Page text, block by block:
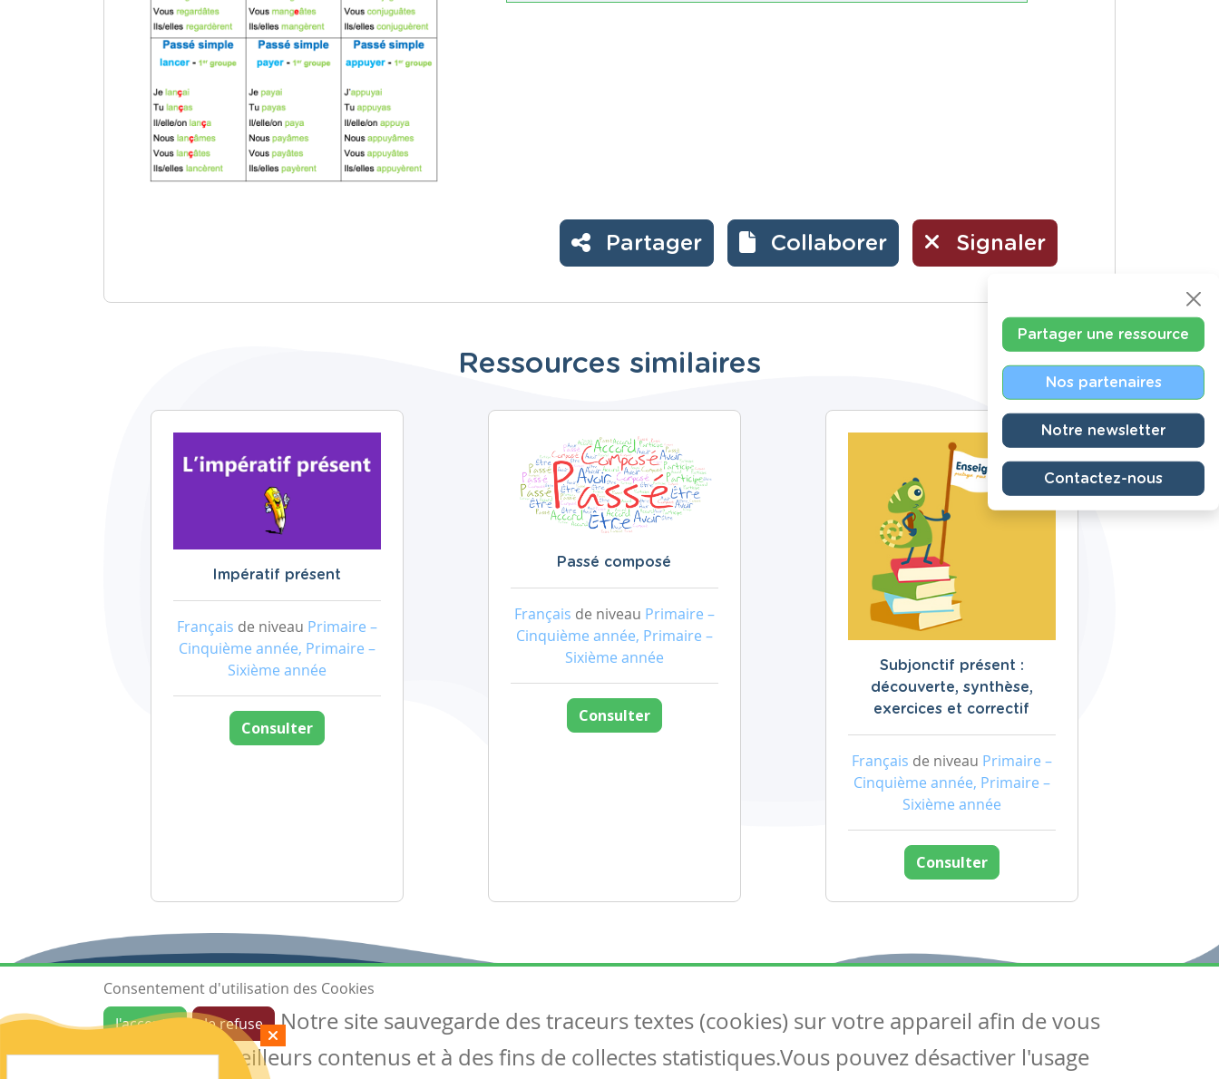
Partager Collaborer Signaler
Ressources similaires
Impératif présent
Français de niveau Primaire –
Cinquième année, Primaire –
Sixième année
Consulter
Passé composé
Français de niveau Primaire –
Cinquième année, Primaire –
Sixième année
Consulter
Subjonctif présent :
découverte, synthèse,
exercices et correctif
Français de niveau Primaire –
Cinquième année, Primaire –
Sixième année
Consulter
Partager une ressource
Nos partenaires
Notre newsletter
Contactez-nous
Ressources
Les ressources
Articles
Tous les articles
Suivez-nous
Contactez-nous
Consentement d'utilisation des Cookies
J'accepte
Je refuse
Notre site sauvegarde des traceurs textes (cookies) sur votre appareil afin de vous
garantir de meilleurs contenus et à des fins de collectes statistiques.Vous pouvez désactiver l'usage